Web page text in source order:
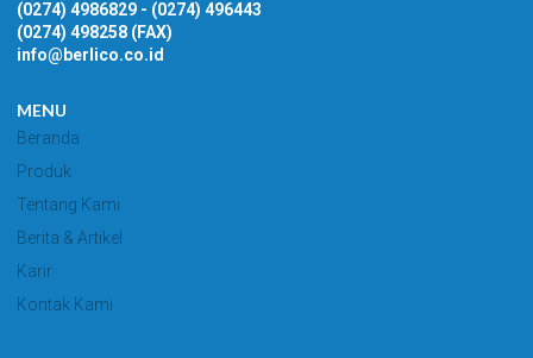
(0274) 4986829 - (0274) 496443
(0274) 498258 (FAX)
info@berlico.co.id
MENU
Beranda
Produk
Tentang Kami
Berita & Artikel
Karir
Kontak Kami